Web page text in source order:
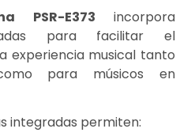
PSR-E373 incorpora
para facilitar el
experiencia musical tanto
para músicos en
integradas permiten: